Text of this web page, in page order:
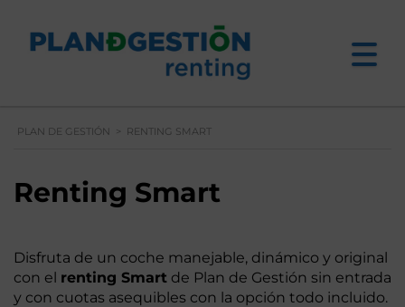
PLAN DE GESTIÓN > RENTING SMART
Renting Smart
Disfruta de un coche manejable, dinámico y original
con el renting Smart de Plan de Gestión sin entrada
y con cuotas asequibles con la opción todo incluido.